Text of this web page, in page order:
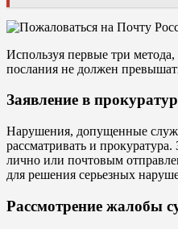
Используя первые три
послания не должен
Заявление в
Нарушения, допущенные
рассматривать и
лично или почтовым
для решения серьезных
Рассмотрение жалобы